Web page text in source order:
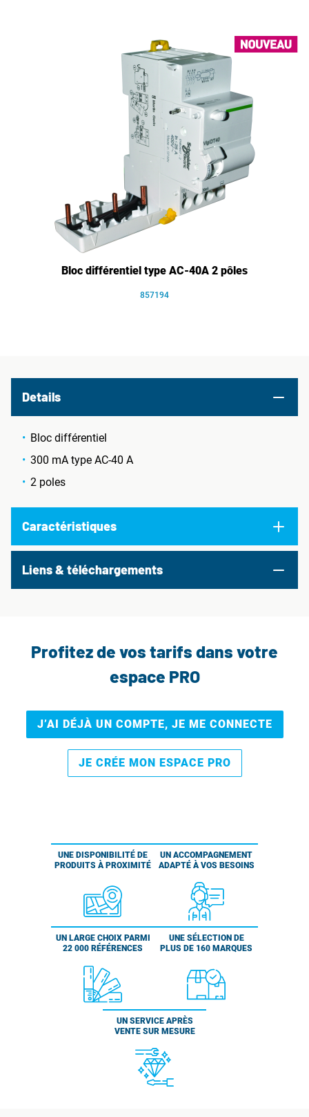
Bloc différentiel type AC-40A 2 pôles
857194
Details
Bloc différentiel
300 mA type AC-40 A
2 poles
Caractéristiques
Liens & téléchargements
Profitez de vos tarifs dans votre
espace PRO
J’AI DÉJÀ UN COMPTE, JE ME CONNECTE
JE CRÉE MON ESPACE PRO
UNE DISPONIBILITÉ DE
PRODUITS À PROXIMITÉ
UN ACCOMPAGNEMENT
ADAPTÉ À VOS BESOINS
UN LARGE CHOIX PARMI
22 000 RÉFÉRENCES
UNE SÉLECTION DE
PLUS DE 160 MARQUES
UN SERVICE APRÈS
VENTE SUR MESURE